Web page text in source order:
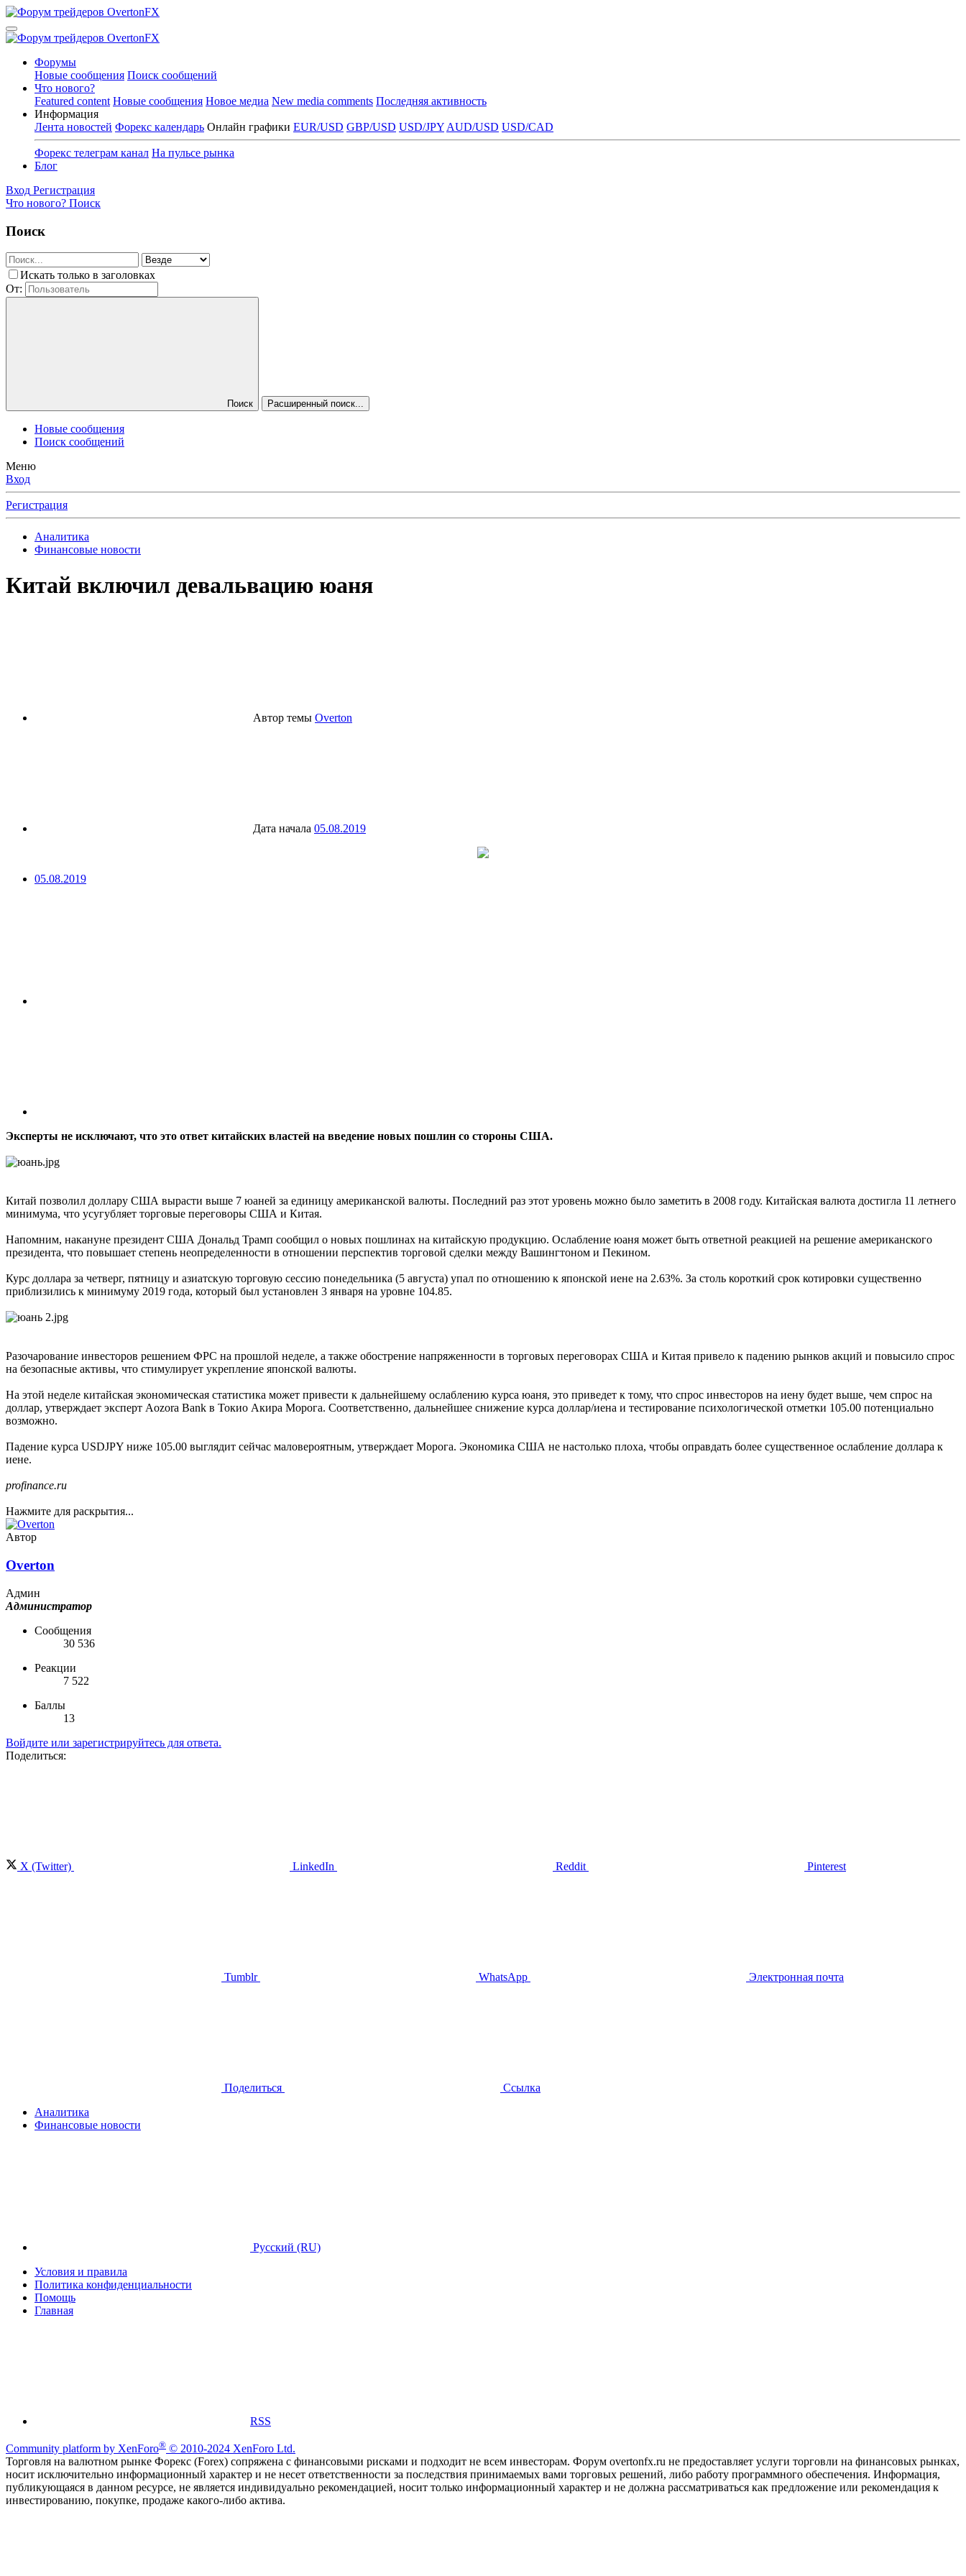
Форумы
Новые сообщения Поиск сообщений
Что нового?
Featured content Новые сообщения Новое медиа New media comments Последняя активность
Информация
Лента новостей Форекс календарь Онлайн графики EUR/USD GBP/USD USD/JPY AUD/USD USD/CAD
Форекс телеграм канал На пульсе рынка
Блог
Вход Регистрация
Что нового? Поиск
Поиск
Искать только в заголовках
От:
Поиск Расширенный поиск...
Новые сообщения
Поиск сообщений
Меню
Вход
Регистрация
Аналитика
Финансовые новости
Китай включил девальвацию юаня
Автор темы Overton
Дата начала 05.08.2019
05.08.2019
Эксперты не исключают, что это ответ китайских властей на введение новых пошлин со стороны США.
Китай позволил доллару США вырасти выше 7 юаней за единицу американской валюты. Последний раз этот уровень можно было заметить в 2008 году. Китайская валюта достигла 11 летнего
минимума, что усугубляет торговые переговоры США и Китая.
Напомним, накануне президент США Дональд Трамп сообщил о новых пошлинах на китайскую продукцию. Ослабление юаня может быть ответной реакцией на решение американского
президента, что повышает степень неопределенности в отношении перспектив торговой сделки между Вашингтоном и Пекином.
Курс доллара за четверг, пятницу и азиатскую торговую сессию понедельника (5 августа) упал по отношению к японской иене на 2.63%. За столь короткий срок котировки существенно
приблизились к минимуму 2019 года, который был установлен 3 января на уровне 104.85.
Разочарование инвесторов решением ФРС на прошлой неделе, а также обострение напряженности в торговых переговорах США и Китая привело к падению рынков акций и повысило спрос
на безопасные активы, что стимулирует укрепление японской валюты.
На этой неделе китайская экономическая статистика может привести к дальнейшему ослаблению курса юаня, это приведет к тому, что спрос инвесторов на иену будет выше, чем спрос на
доллар, утверждает эксперт Aozora Bank в Токио Акира Морога. Соответственно, дальнейшее снижение курса доллар/иена и тестирование психологической отметки 105.00 потенциально
возможно.
Падение курса USDJPY ниже 105.00 выглядит сейчас маловероятным, утверждает Морога. Экономика США не настолько плоха, чтобы оправдать более существенное ослабление доллара к
иене.
profinance.ru
Нажмите для раскрытия...
Автор
Overton
Админ
Администратор
Сообщения
30 536
Реакции
7 522
Баллы
13
Войдите или зарегистрируйтесь для ответа.
Поделиться:
X (Twitter) LinkedIn Reddit Pinterest
Tumblr WhatsApp Электронная почта
Поделиться
Ссылка
Аналитика
Финансовые новости
Русский (RU)
Условия и правила
Политика конфиденциальности
Помощь
Главная
RSS
Community platform by XenForo® © 2010-2024 XenForo Ltd.
Торговля на валютном рынке Форекс (Forex) сопряжена с финансовыми рисками и подходит не всем инвесторам. Форум overtonfx.ru не предоставляет услуги торговли на финансовых рынках,
носит исключительно информационный характер и не несет ответственности за последствия принимаемых вами торговых решений, либо работу программного обеспечения. Информация,
публикующаяся в данном ресурсе, не является индивидуально рекомендацией, носит только информационный характер и не должна рассматриваться как предложение или рекомендация к
инвестированию, покупке, продаже какого-либо актива.